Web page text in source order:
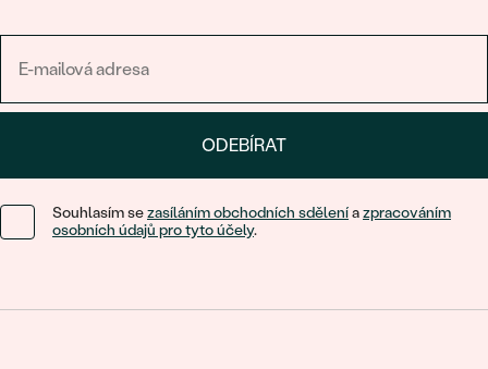
ODEBÍRAT
Souhlasím sezasíláním obchodních sděleníazpracováním
osobních údajů pro tyto účely.